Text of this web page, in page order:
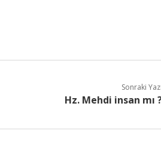
Sonraki
Hz. Mehdi insan mı